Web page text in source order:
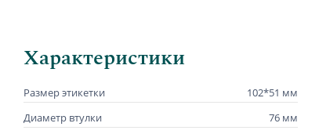
Характеристики
Размер этикетки 102*51 мм
Диаметр втулки
76 мм